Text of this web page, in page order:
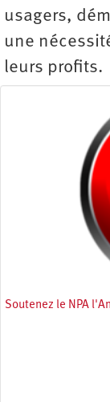
usagers,
une
leurs profits.
Soutenez le NPA